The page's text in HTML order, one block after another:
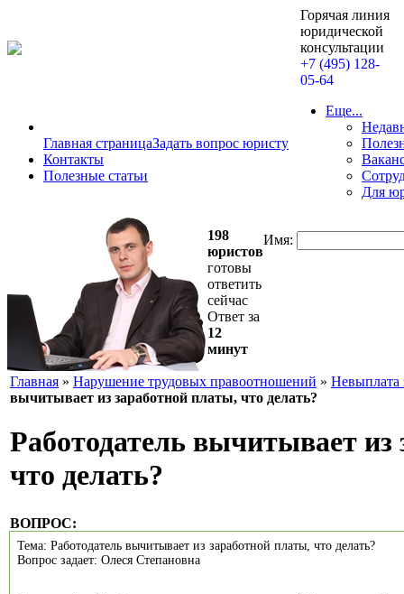
Горячая линия
юридической
консультации
+7 (495) 128-
05-64
Главная страницаЗадать вопрос юристу
Контакты
Полезные статьи
Еще...
Для
198
юристов
готовы
ответить
сейчас
Ответ за
12
минут
Имя:
Главная » Нарушение трудовых правоотношений » Невыплата
вычитывает из заработной платы, что делать?
Работодатель вычитывает из
что делать?
ВОПРОС:
Тема: Работодатель вычитывает из заработной платы, что делать?
Вопрос задает: Олеся Степановна